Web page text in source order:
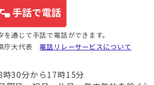
を通じて手話で電話ができます。
庁大代表 電話リレーサービスについて
時30分から17時15分